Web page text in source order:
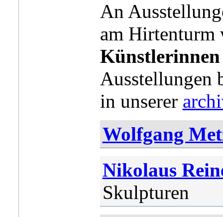
An
am Hirtenturm
Ausstellungen
in unserer
Wolfgang
Nikolaus
Skulpturen